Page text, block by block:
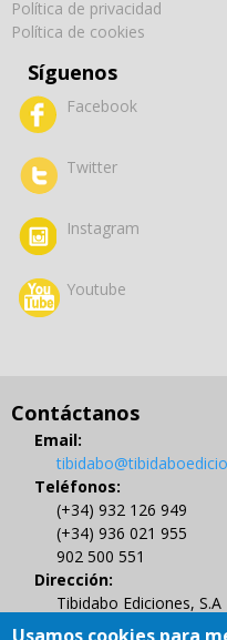
Política de privacidad
Política de cookies
Síguenos
Facebook
Twitter
Instagram
Youtube
Contáctanos
Email:
Teléfonos:
(+34) 932 126 949
(+34) 936 021 955
902 500 551
Dirección:
Tibidabo Ediciones, S.A
C/ Muntaner 479, 4º